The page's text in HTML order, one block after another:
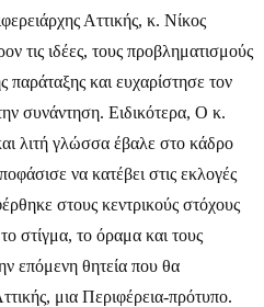
Αττικής, κ. Νίκος
τις ιδέες, τους προβληματισμούς
παράταξης και ευχαρίστησε τον
συνάντηση. Ειδικότερα, Ο κ.
λιτή γλώσσα έβαλε στο κάδρο
να κατέβει στις εκλογές
στους κεντρικούς στόχους
στίγμα, το όραμα και τους
επόμενη θητεία που θα
μια Περιφέρεια-πρότυπο.